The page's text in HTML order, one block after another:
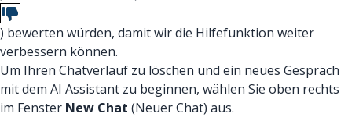
) bewerten würden, damit wir die Hilfefunktion weiter
verbessern können.
Um Ihren Chatverlauf zu löschen und ein neues Gespräch
mit dem AI Assistant zu beginnen, wählen Sie oben rechts
im Fenster New Chat (Neuer Chat) aus.